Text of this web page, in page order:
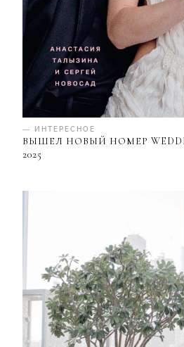
— ИНТЕРЕСНОЕ
ВЫШЕЛ НОВЫЙ НОМЕР
2025